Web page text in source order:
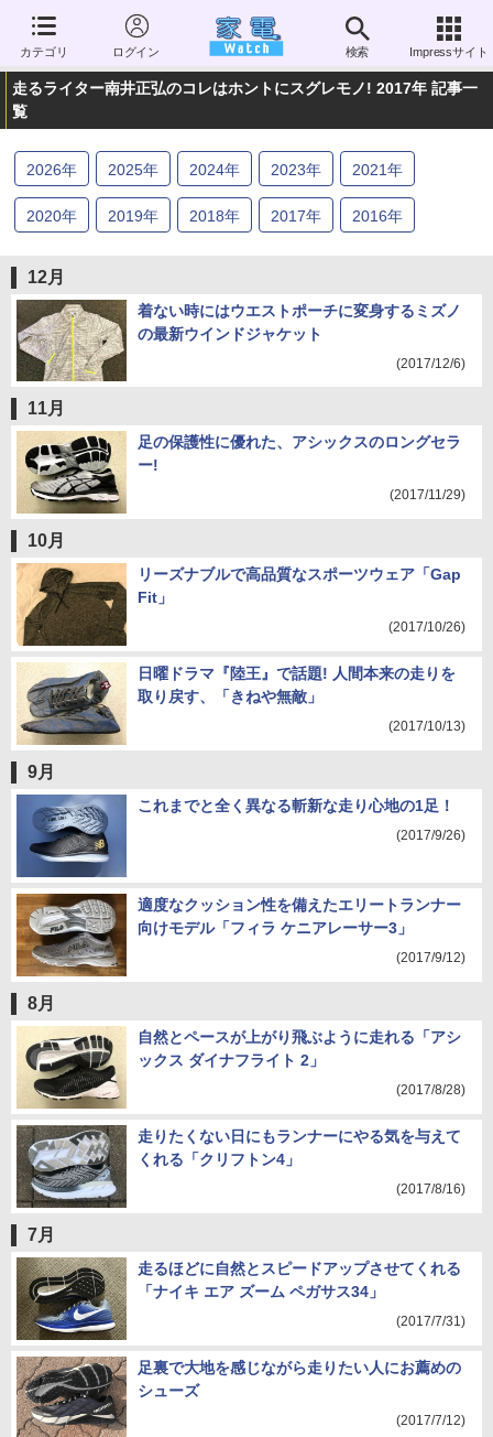
カテゴリ ログイン 検索 Impressサイト
走るライター南井正弘のコレはホントにスグレモノ! 2017年 記事一
覧
2026年 2025年 2024年 2023年 2021年
2020年 2019年 2018年 2017年 2016年
12月
着ない時にはウエストポーチに変身するミズノ
の最新ウインドジャケット
(2017/12/6)
11月
足の保護性に優れた、アシックスのロングセラ
ー!
(2017/11/29)
10月
リーズナブルで高品質なスポーツウェア「Gap
Fit」
(2017/10/26)
日曜ドラマ『陸王』で話題! 人間本来の走りを
取り戻す、「きねや無敵」
(2017/10/13)
9月
これまでと全く異なる斬新な走り心地の1足！
(2017/9/26)
適度なクッション性を備えたエリートランナー
向けモデル「フィラ ケニアレーサー3」
(2017/9/12)
8月
自然とペースが上がり飛ぶように走れる「アシ
ックス ダイナフライト 2」
(2017/8/28)
走りたくない日にもランナーにやる気を与えて
くれる「クリフトン4」
(2017/8/16)
7月
走るほどに自然とスピードアップさせてくれる
「ナイキ エア ズーム ペガサス34」
(2017/7/31)
足裏で大地を感じながら走りたい人にお薦めの
シューズ
(2017/7/12)